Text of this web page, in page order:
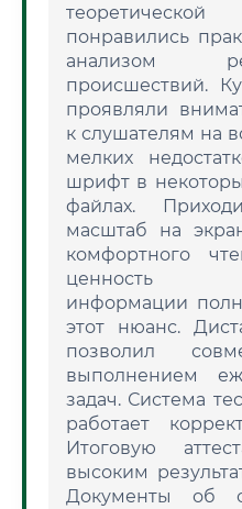
понравились
анализом
происшествий.
проявляли
к слушателям на
мелких
шрифт в
файлах.
масштаб на
комфортного
ценность
информации
этот нюанс.
позволил
выполнением
задач. Система
работает
Итоговую
высоким
Документы об